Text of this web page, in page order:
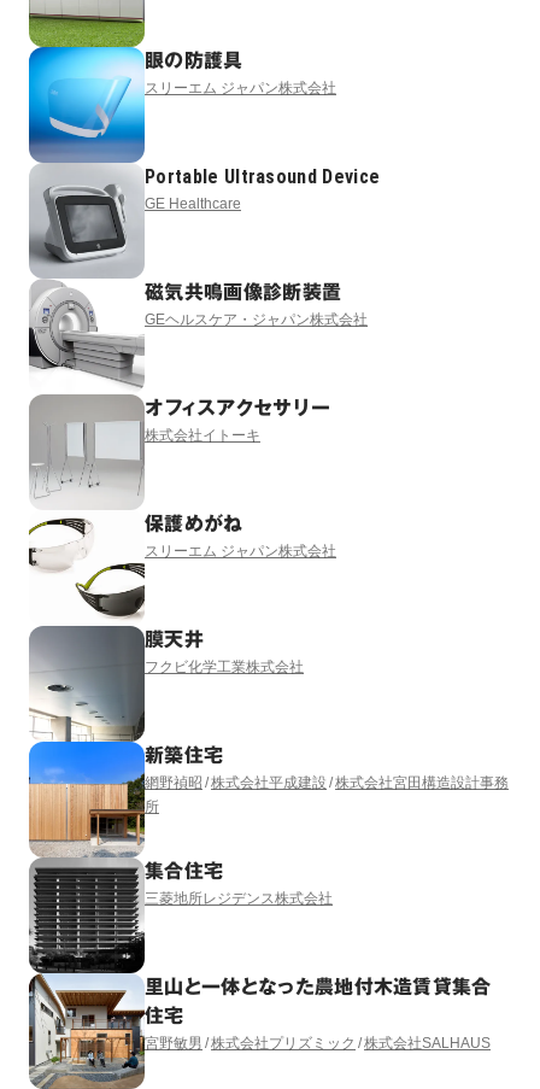
眼の防護具
スリーエム ジャパン株式会社
Portable Ultrasound Device
GE Healthcare
磁気共鳴画像診断装置
GEヘルスケア・ジャパン株式会社
オフィスアクセサリー
株式会社イトーキ
保護めがね
スリーエム ジャパン株式会社
膜天井
フクビ化学工業株式会社
新築住宅
網野禎昭 株式会社平成建設 株式会社宮田構造設計事務
所
集合住宅
三菱地所レジデンス株式会社
里山と一体となった農地付木造賃貸集合
住宅
宮野敏男 株式会社プリズミック 株式会社SALHAUS